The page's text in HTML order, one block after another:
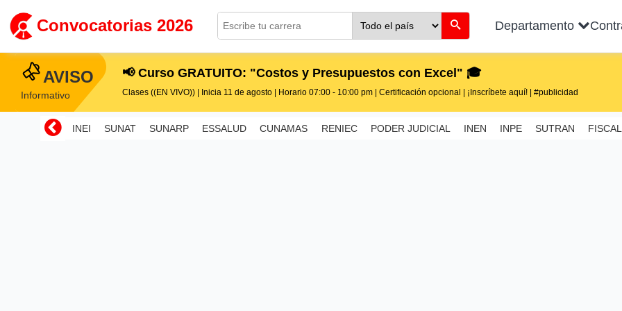
Convocatorias 2026 Departamento
AVISO
Informativo
📢 Curso GRATUITO: "Costos y Presupuestos con Excel" 🎓
Clases ((EN VIVO)) | Inicia 11 de agosto | Horario 07:00 - 10:00 pm | Certificación opcional | ¡Inscríbete aquí! | #publicidad
INEI SUNAT SUNARP ESSALUD CUNAMAS RENIEC PODER JUDICIAL INEN INPE SUTRAN